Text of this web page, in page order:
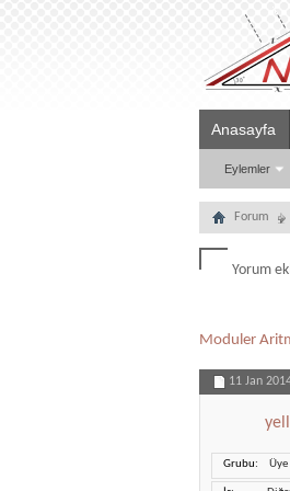
Anasayfa
Eylemler
Forum
Yorum
Moduler
11 Jan
Grubu Üye